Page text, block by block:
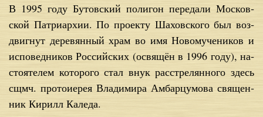
В 1995 го­ду Бу­тов­ский по­ли­гон пе­ре­да­ли Мос­ков­
ской Пат­ри­ар­хии. По про­ек­ту Ша­хов­ско­го был воз­
двиг­нут де­ре­вян­ный храм во имя Но­во­му­че­ни­ков и
ис­по­вед­ни­ков Рос­сий­ских (освя­щён в 1996 го­ду), на­
сто­я­те­лем ко­то­ро­го стал внук рас­стре­лян­но­го здесь
сщ­мч. про­то­и­е­рея Вла­ди­ми­ра Ам­бар­цу­мо­ва свя­щен­
ник Ки­рилл Ка­ле­да.